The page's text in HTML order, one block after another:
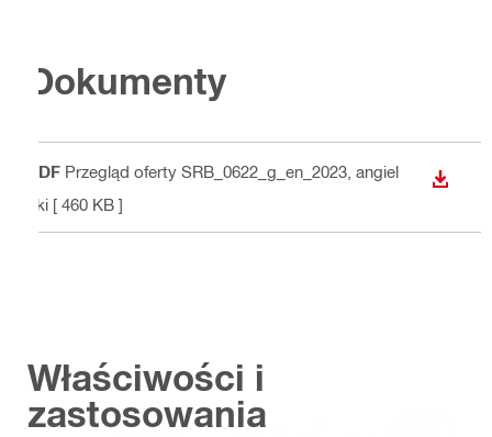
Dokumenty
PDF Przegląd oferty SRB_0622_g_en_2023 , angiel
ski [ 460 KB ]
Właściwości i
zastosowania